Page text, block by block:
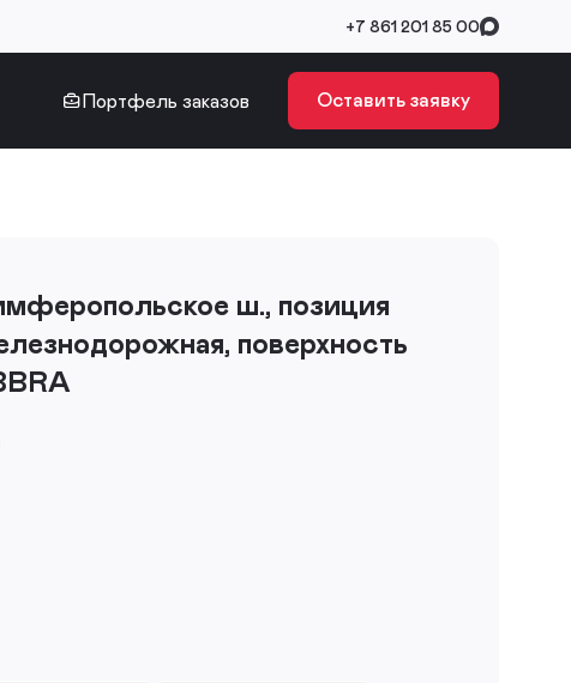
+7 861 201 85 00
Портфель заказов Оставить заявку
ш., позиция
поверхность